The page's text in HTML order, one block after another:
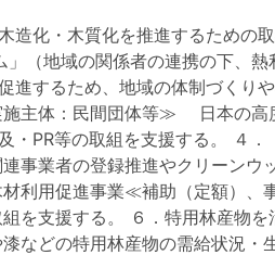
造化・木質化を推進するための
（地域の関係者の連携の下、熱
進するため、地域の体制づくり
施主体：民間団体等≫ 日本の高
・PR等の取組を支援する。 ４．
事業者の登録推進やクリーンウ
利用促進事業≪補助（定額）、
を支援する。 ６．特用林産物を
などの特用林産物の需給状況・